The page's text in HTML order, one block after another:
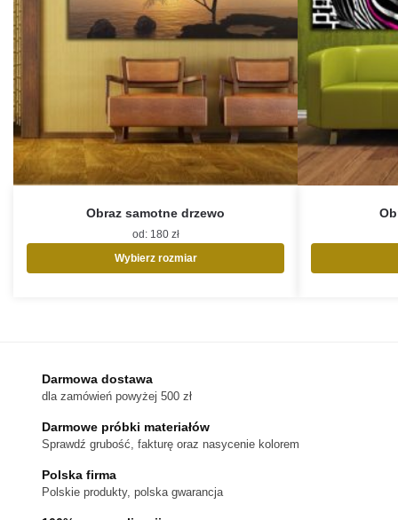
Obraz samotne drzewo
od: 180 zł
Wybierz rozmiar
wybrać
stronie
produktu
Darmowa dostawa
dla zamówień powyżej 500 zł
Darmowe próbki materiałów
Sprawdź grubość, fakturę oraz nasycenie kolorem
Polska firma
Polskie produkty, polska gwarancja